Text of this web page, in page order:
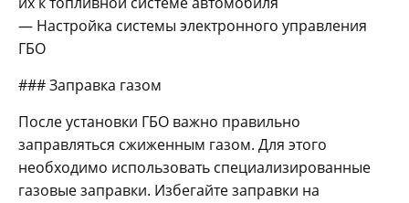
— Настройка системы электронного управления
ГБО
### Заправка газом
После установки ГБО важно правильно
заправляться сжиженным газом. Для этого
необходимо использовать специализированные
газовые заправки. Избегайте заправки на